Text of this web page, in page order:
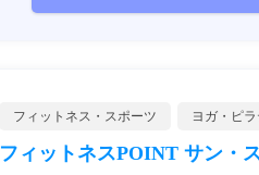
フィットネス・スポーツ ヨガ・ピ
フィットネスPOINT サン・